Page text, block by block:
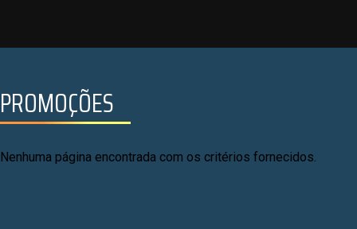
PROMOÇÕES
Nenhuma página encontrada com os critérios fornecidos.